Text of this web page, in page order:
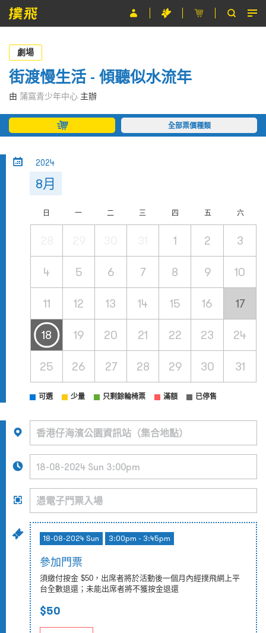
節目
主辦單位
關於撲飛
條款及細則
劇場
街渡慢生活 - 傾聽似水流年
由 蒲窩青少年中心 主辦
全部票價種類
2024
8月
日 一 二 三 四 五 六
1 2 3
4 5 6 7 8 9 10
11 12 13 14 15 16 17
18 19 20 21 22 23 24
25 26 27 28 29 30 31
可選 少量 只剩餘輪椅票 滿額 已停售
18-08-2024 Sun 3:00pm - 3:45pm
參加門票
須繳付按金 $50，出席者將於活動後一個月內經撲飛網上平
台全數退還；未能出席者將不獲按金退還
$50